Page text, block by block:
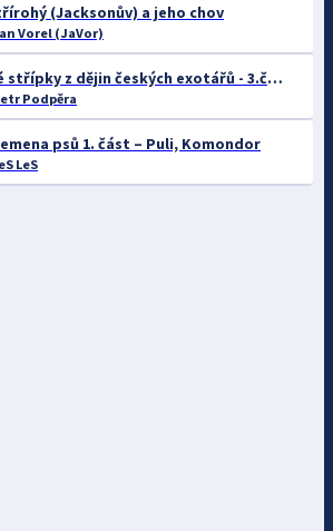
(Jacksonův) a jeho chov
Vorel (JaVor)
Zapomenuté střípky z dějin českých exotářů - 3.část
Podpěra
psů 1. část – Puli, Komondor
LeS